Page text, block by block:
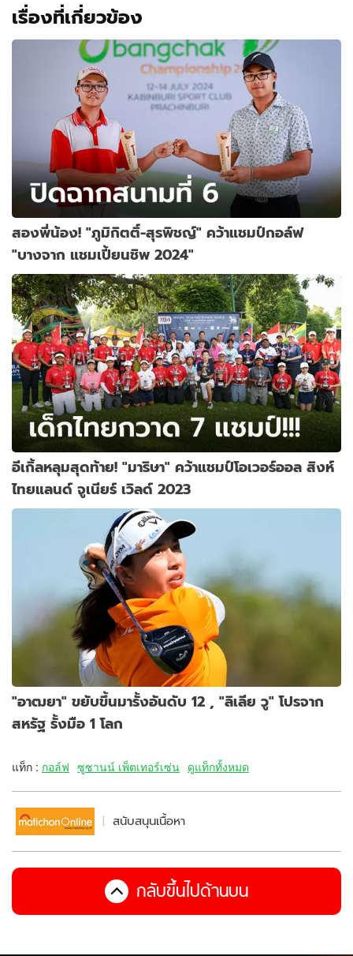
เรื่องที่เกี่ยวข้อง
สองพี่น้อง! "ภูมิกิตติ์-สุรพิชญ์" คว้าแชมป์กอล์ฟ
"บางจาก แชมเปี้ยนชิพ 2024"
อีเกิ้ลหลุมสุดท้าย! "มาริษา" คว้าแชมป์โอเวอร์ออล สิงห์
ไทยแลนด์ จูเนียร์ เวิลด์ 2023
"อาฒยา" ขยับขึ้นมารั้งอันดับ 12 , "ลิเลีย วู" โปรจาก
สหรัฐ รั้งมือ 1 โลก
แท็ก : กอล์ฟ ซูซานน์ เพ็ตเทอร์เซ่น ดูแท็กทั้งหมด
สนับสนุนเนื้อหา
กลับขึ้นไปด้านบน